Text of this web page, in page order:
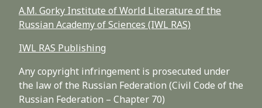
A.M. Gorky Institute of World Literature of the
Russian Academy of Sciences (IWL RAS)
IWL RAS Publishing
Any copyright infringement is prosecuted under
the law of the Russian Federation (Civil Code of the
Russian Federation – Chapter 70)